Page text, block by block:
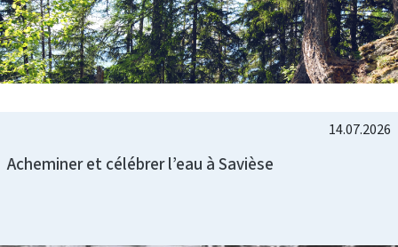
14.07.2026
Acheminer et célébrer l’eau à Savièse